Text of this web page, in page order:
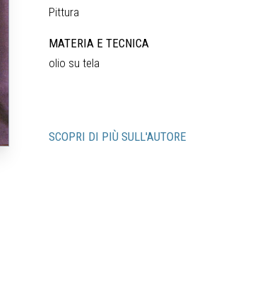
Pittura
MATERIA E TECNICA
olio su tela
SCOPRI DI PIÙ SULL'AUTORE